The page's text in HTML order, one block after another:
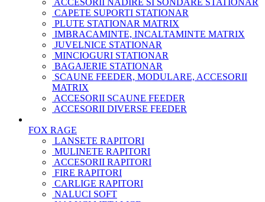
ACCESORII NADIRE SI SONDARE STATIONAR
CAPETE SUPORTI STATIONAR
PLUTE STATIONAR MATRIX
IMBRACAMINTE, INCALTAMINTE MATRIX
JUVELNICE STATIONAR
MINCIOGURI STATIONAR
BAGAJERIE STATIONAR
SCAUNE FEEDER, MODULARE, ACCESORII
MATRIX
ACCESORII SCAUNE FEEDER
ACCESORII DIVERSE FEEDER
FOX RAGE
LANSETE RAPITORI
MULINETE RAPITORI
ACCESORII RAPITORI
FIRE RAPITORI
CARLIGE RAPITORI
NALUCI SOFT